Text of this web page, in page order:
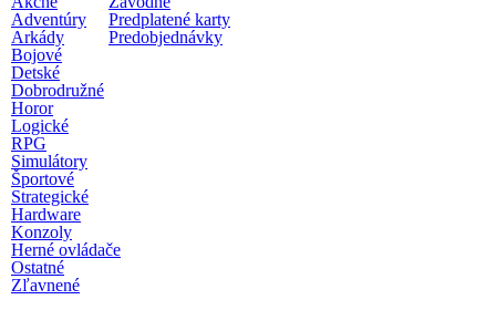
Adventúry
Arkády
Bojové
Detské
Dobrodružné
Horor
Logické
RPG
Simulátory
Športové
Strategické
Predplatené karty
Predobjednávky
Hardware
Konzoly
Herné ovládače
Ostatné
Zľavnené